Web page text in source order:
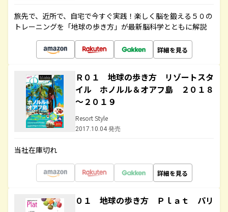
旅先で、近所で、自宅で今すぐ実践！楽しく脳を鍛える５０の
トレーニングを「地球の歩き方」が最新脳科学とともに解説
詳細を見る
Ｒ０１ 地球の歩き方 リゾートスタ
イル ホノルル＆オアフ島 ２０１８
～２０１９
Resort Style
2017.10.04 発売
当社在庫切れ
詳細を見る
０１ 地球の歩き方 Ｐｌａｔ パリ